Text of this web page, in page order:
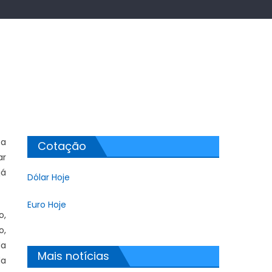
Cotação
Dólar Hoje
Euro Hoje
Mais notícias